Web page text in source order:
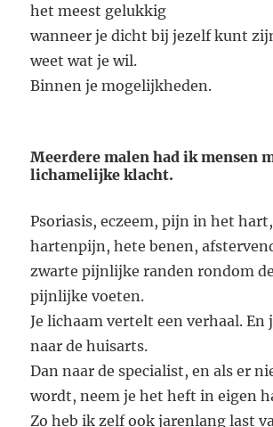
het meest gelukkig
wanneer je dicht bij jezelf kunt
weet wat je wil.
Binnen je mogelijkheden.
Meerdere malen had ik mensen
lichamelijke klacht.
Psoriasis, eczeem, pijn in het
hartenpijn, hete benen,
zwarte pijnlijke randen rondom
pijnlijke voeten.
Je lichaam vertelt een verhaal. En
naar de huisarts.
Dan naar de specialist, en als er
wordt, neem je het heft in eigen
Zo heb ik zelf ook jarenlang last